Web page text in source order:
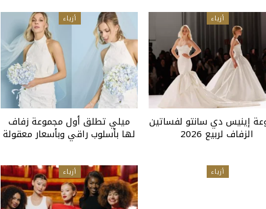
أزياء
إينيس دي سانتو لفساتين
الزفاف لربيع 2026
أزياء
ميلي تطلق أول مجموعة زفاف
لها بأسلوب راقي وبأسعار معقولة
أزياء أزياء